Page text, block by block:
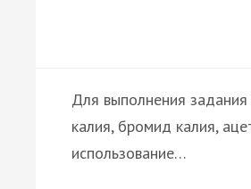
Для выполнения
калия, бромид калия,
использование…